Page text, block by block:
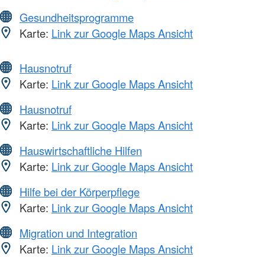
Gesundheitsprogramme
Karte: Link zur Google Maps Ansicht
Hausnotruf
Karte: Link zur Google Maps Ansicht
Hausnotruf
Karte: Link zur Google Maps Ansicht
Hauswirtschaftliche Hilfen
Karte: Link zur Google Maps Ansicht
Hilfe bei der Körperpflege
Karte: Link zur Google Maps Ansicht
Migration und Integration
Karte: Link zur Google Maps Ansicht